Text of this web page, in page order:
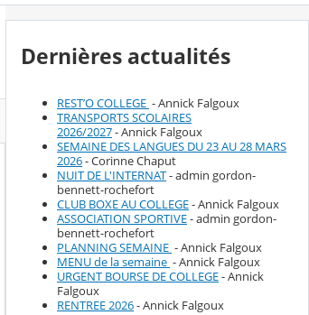
Dernières actualités
REST’O COLLEGE - Annick Falgoux
TRANSPORTS SCOLAIRES
2026/2027- Annick Falgoux
SEMAINE DES LANGUES DU 23 AU 28 MARS
2026- Corinne Chaput
NUIT DE L'INTERNAT- admin gordon-
bennett-rochefort
CLUB BOXE AU COLLEGE- Annick Falgoux
ASSOCIATION SPORTIVE- admin gordon-
bennett-rochefort
PLANNING SEMAINE - Annick Falgoux
MENU de la semaine - Annick Falgoux
URGENT BOURSE DE COLLEGE- Annick
Falgoux
RENTREE 2026- Annick Falgoux